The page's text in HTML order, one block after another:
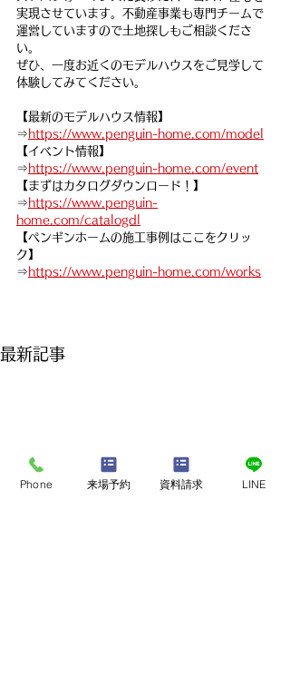
実現させています。不動産事業も専門チームで
運営していますので土地探しもご相談くださ
い。
ぜひ、一度お近くのモデルハウスをご見学して
体験してみてください。
【最新のモデルハウス情報】
⇒ https://www.penguin-home.com/model
【イベント情報】
⇒ https://www.penguin-home.com/event
【まずはカタログダウンロード！】
⇒ https://www.penguin-
home.com/catalogdl
【ペンギンホームの施工事例はここをクリッ
ク】
⇒ https://www.penguin-home.com/works
最新記事
Phone 来場予約 資料請求 LINE